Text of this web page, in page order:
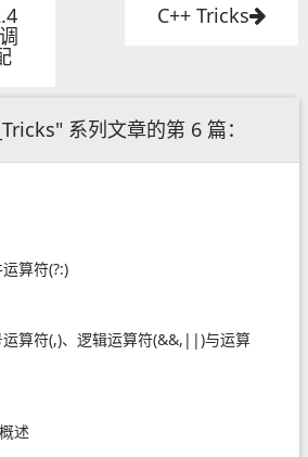
C++ Tricks
系列文章的第 6 篇：
算符(?:)
运算符(,)、逻辑运算符(&&,||)与运算
述